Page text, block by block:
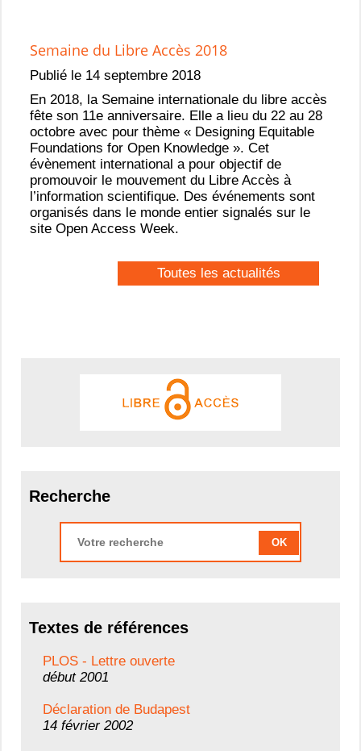
Semaine du Libre Accès 2018
Publié le 14 septembre 2018
En 2018, la Semaine internationale du libre accès
fête son 11e anniversaire. Elle a lieu du 22 au 28
octobre avec pour thème « Designing Equitable
Foundations for Open Knowledge ». Cet
évènement international a pour objectif de
promouvoir le mouvement du Libre Accès à
l’information scientifique. Des événements sont
organisés dans le monde entier signalés sur le
site Open Access Week.
Toutes les actualités
Recherche
OK
Textes de références
PLOS - Lettre ouverte
début 2001
Déclaration de Budapest
14 février 2002